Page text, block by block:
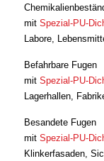
mitSpezial-PU-
Labore,
Befahrbare Fugen
mitSpezial-PU-
Lagerhallen,
Besandete Fugen
mitSpezial-PU-
Klinkerfasaden,